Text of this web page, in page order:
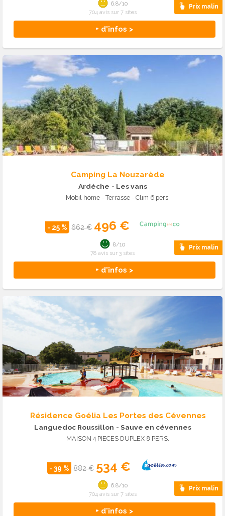
Prix malin
+ d'infos >
6.8/10
704 avis sur 7 sites
Camping La Nouzarède
Ardèche - Les vans
Mobil home - Terrasse - Clim 6 pers.
- 25 % 662 € 496 €
Prix malin
+ d'infos >
8/10
78 avis sur 3 sites
Résidence Goélia Les Portes des Cévennes
Languedoc Roussillon - Sauve en cévennes
MAISON 4 PIECES DUPLEX 8 PERS.
- 39 % 882 € 534 €
Prix malin
+ d'infos >
6.8/10
704 avis sur 7 sites